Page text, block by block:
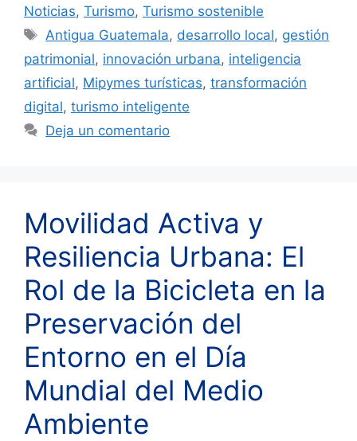
Noticias, Turismo, Turismo sostenible
Etiquetas
Antigua Guatemala, desarrollo local, gestión
patrimonial, innovación urbana, inteligencia
artificial, Mipymes turísticas, transformación
digital, turismo inteligente
Deja un comentario
Movilidad Activa y
Resiliencia Urbana: El
Rol de la Bicicleta en la
Preservación del
Entorno en el Día
Mundial del Medio
Ambiente